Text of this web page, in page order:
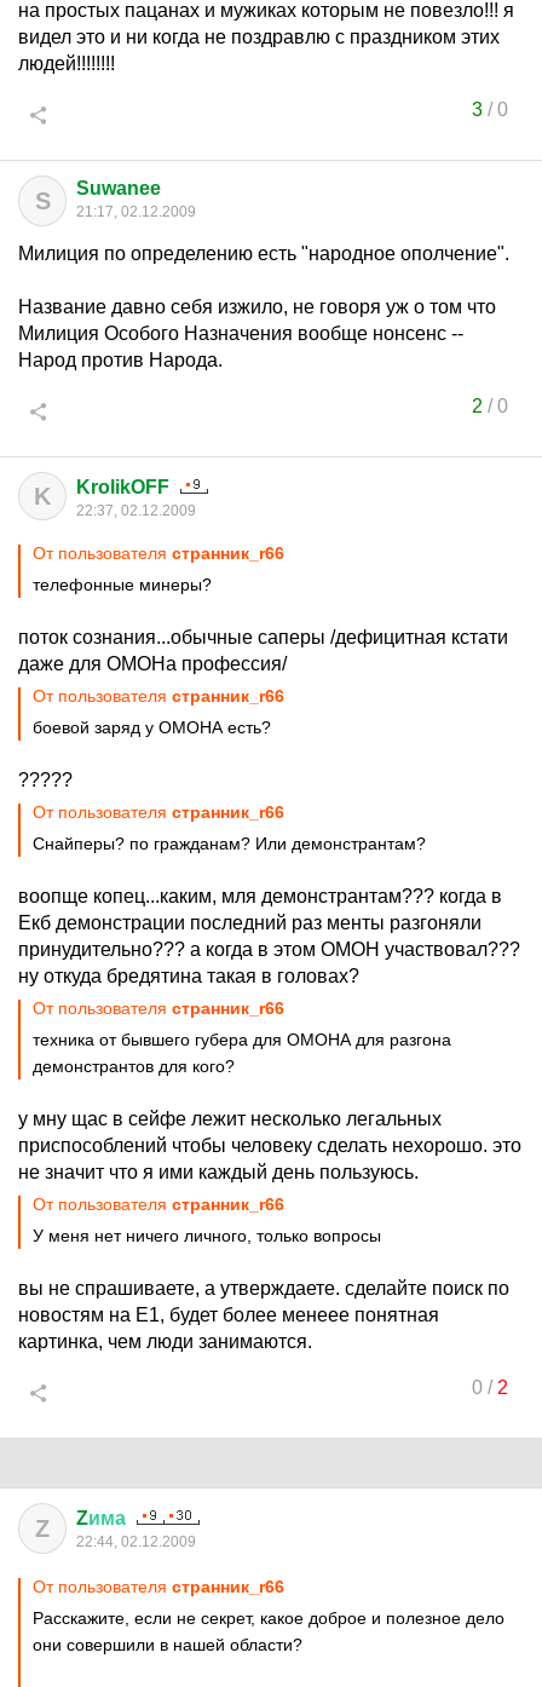
на простых пацанах и мужиках которым не повезло!!! я
видел это и ни когда не поздравлю с праздником этих
людей!!!!!!!!
3/0
S Suwanee
21:17, 02.12.2009
Милиция по определению есть "народное ополчение".
Название давно себя изжило, не говоря уж о том что
Милиция Особого Назначения вообще нонсенс --
Народ против Народа.
2 /0
K KrolikOFF
22:37, 02.12.2009
От пользователя странник_r66
телефонные минеры?
поток сознания...обычные саперы /дефицитная кстати
даже для ОМОНа профессия/
От пользователя странник_r66
боевой заряд у ОМОНА есть?
?????
От пользователя странник_r66
Снайперы? по гражданам? Или демонстрантам?
воопще копец...каким, мля демонстрантам??? когда в
Екб демонстрации последний раз менты разгоняли
принудительно??? а когда в этом ОМОН участвовал???
ну откуда бредятина такая в головах?
От пользователя странник_r66
техника от бывшего губера для ОМОНА для разгона
демонстрантов для кого?
у мну щас в сейфе лежит несколько легальных
приспособлений чтобы человеку сделать нехорошо. это
не значит что я ими каждый день пользуюсь.
От пользователя странник_r66
У меня нет ничего личного, только вопросы
вы не спрашиваете, а утверждаете. сделайте поиск по
новостям на Е1, будет более менеее понятная
картинка, чем люди занимаются.
0/ 2
Z Zима
22:44, 02.12.2009
От пользователя странник_r66
Расскажите, если не секрет, какое доброе и полезное дело
они совершили в нашей области?